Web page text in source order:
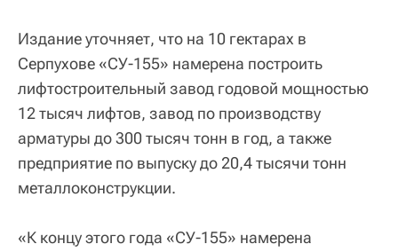
Издание уточняет, что на 10 гектарах в
Серпухове «СУ-155» намерена построить
лифтостроительный завод годовой мощностью
12 тысяч лифтов, завод по производству
арматуры до 300 тысяч тонн в год, а также
предприятие по выпуску до 20,4 тысячи тонн
металлоконструкции.
«К концу этого года «СУ-155» намерена